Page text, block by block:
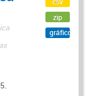
zip
gráfico